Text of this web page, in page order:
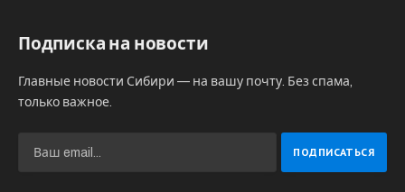
Подписка на новости
Главные новости Сибири — на вашу почту. Без спама,
только важное.